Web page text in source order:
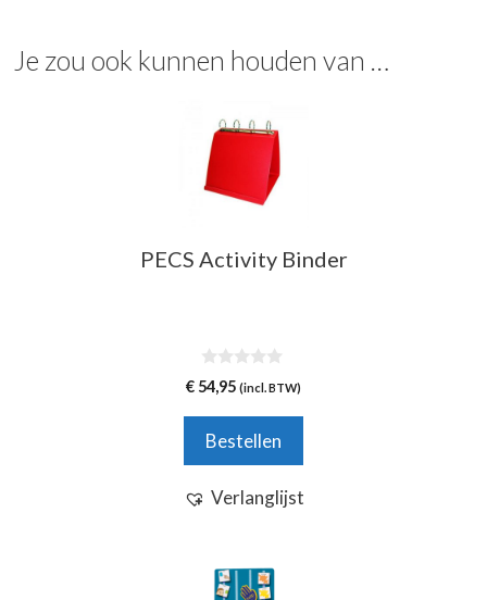
Je zou ook kunnen houden van …
PECS Activity Binder
0
v
5
€ 54,95 (incl. BTW)
Bestellen
Verlanglijst